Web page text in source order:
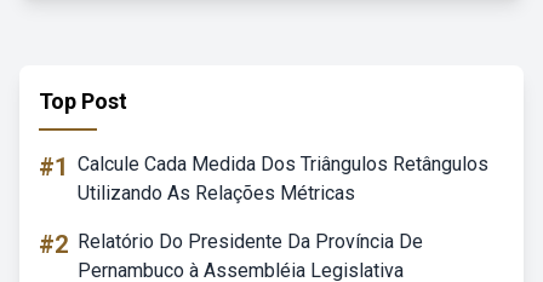
Top Post
#1 Calcule Cada Medida Dos Triângulos Retângulos
Utilizando As Relações Métricas
#2 Relatório Do Presidente Da Província De
Pernambuco à Assembléia Legislativa